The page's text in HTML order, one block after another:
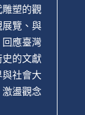
塑的觀
覽、與
應臺灣
的文獻
社會大
盪觀念